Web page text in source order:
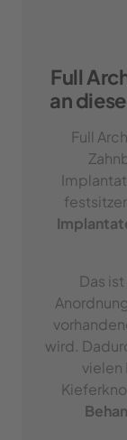
Full
an diese
Full
Das
wird.
vielen